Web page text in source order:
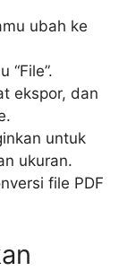
ubah ke
“File”.
ekspor, dan
untuk
ukuran.
file PDF